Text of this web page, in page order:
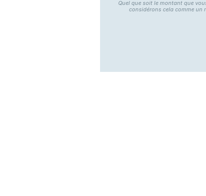
Quel que soit le montant que
considérons cela comme un